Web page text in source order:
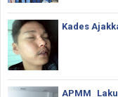
Kades
APMM